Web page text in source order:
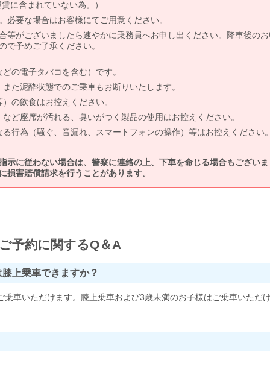
に含まれていない為。）
要な場合はお客様にてご用意ください。
等がございましたら速やかに乗務員へお申し出ください。降車後の
で予めご了承ください。
の電子タバコを含む）です。
た泥酔状態でのご乗車もお断りいたします。
の飲食はお控えください。
ど座席が汚れる、臭いがつく製品の使用はお控えください。
行為（騒ぐ、音漏れ、スマートフォンの操作）等はお控えください
示に従わない場合は、警察に連絡の上、下車を命じる場合もございま
害賠償請求を行うことがあります。
ご予約に関するQ＆A
上乗車できますか？
車いただけます。膝上乗車および3歳未満のお子様はご乗車いただ